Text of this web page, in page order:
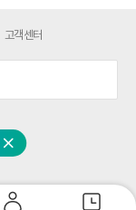
닫기
고객센터